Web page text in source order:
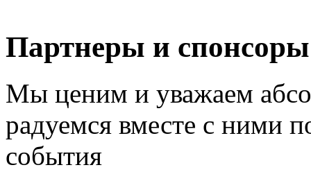
Партнеры и спонсоры
Мы ценим и уважаем
радуемся вместе с ними
события